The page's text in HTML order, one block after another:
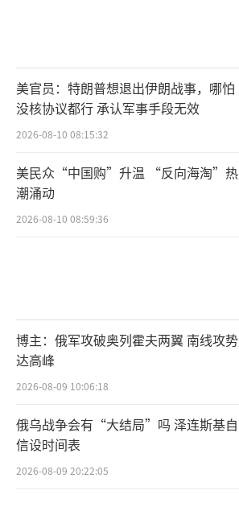
美官员：特朗普想退出伊朗战事，哪怕
没核协议都行 承认军事手段无效
2026-08-10 08:15:32
美民众“中国购”升温 “反向海淘”热
潮涌动
2026-08-10 08:59:36
博主：俄军攻破奥列霍夫两翼 南线攻势
达高峰
2026-08-09 10:06:18
俄乌战争会有“大结局”吗 泽连斯基自
信设时间表
2026-08-09 20:22:05